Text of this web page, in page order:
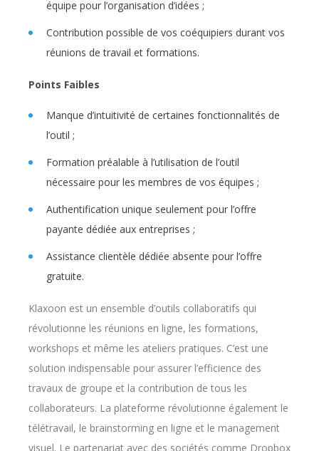
équipe pour l’organisation d’idées ;
Contribution possible de vos coéquipiers durant vos
réunions de travail et formations.
Points Faibles
Manque d’intuitivité de certaines fonctionnalités de
l’outil ;
Formation préalable à l’utilisation de l’outil
nécessaire pour les membres de vos équipes ;
Authentification unique seulement pour l’offre
payante dédiée aux entreprises ;
Assistance clientèle dédiée absente pour l’offre
gratuite.
Klaxoon est un ensemble d’outils collaboratifs qui
révolutionne les réunions en ligne, les formations,
workshops et même les ateliers pratiques. C’est une
solution indispensable pour assurer l’efficience des
travaux de groupe et la contribution de tous les
collaborateurs. La plateforme révolutionne également le
télétravail, le brainstorming en ligne et le management
visuel. Le partenariat avec des sociétés comme Dropbox